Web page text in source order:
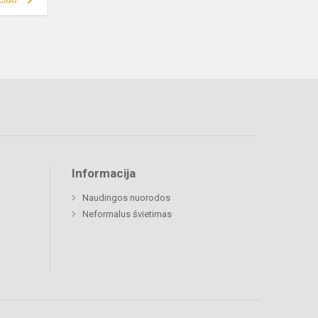
Informacija
Naudingos nuorodos
Neformalus švietimas